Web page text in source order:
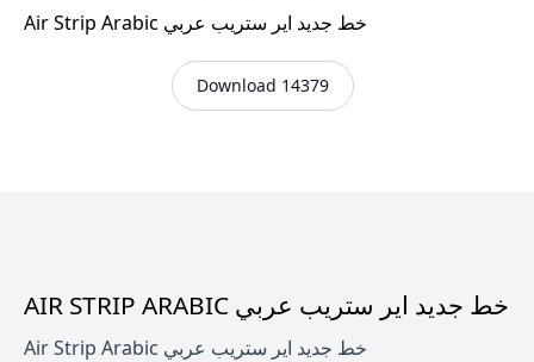
Air Strip Arabic خط جديد اير ستريب عربي
Download 14379
AIR STRIP ARABIC خط جديد اير ستريب عربي
Air Strip Arabic خط جديد اير ستريب عربي